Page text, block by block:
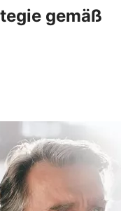
gemäß